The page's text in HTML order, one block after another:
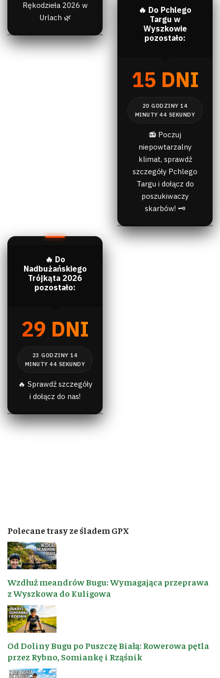
Rękodzieła 2026 w
Urlach 🌿
🔥 Do Pchlego
Targu w
Wyszkowie
pozostało:
15 DNI
📻 Poczuj
niepowtarzalny
klimat, sprawdź
szczegóły Pchlego
Targu i dołącz do
poszukiwaczy
skarbów! 🗝️
🔥 Do
Nadbużańskiego
Trójkąta 2026
pozostało:
29 DNI
🔥 Sprawdź szczegóły
i dołącz do nas!
Polecane trasy ze śladem GPX
Wzdłuż meandrów Bugu: Wymagająca przeprawa
z Wyszkowa do Kuligowa
Od Doliny Bugu po Puszczę Białą: Rowerowa pętla
przez Rybno, Somiankę i Rząśnik